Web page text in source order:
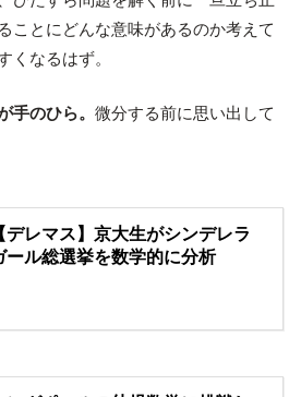
ことにどんな意味があるのか考えて
くなるはず。
手のひら。 微分する前に思い出して
デレマス】京大生がシンデレラ
ール総選挙を数学的に分析